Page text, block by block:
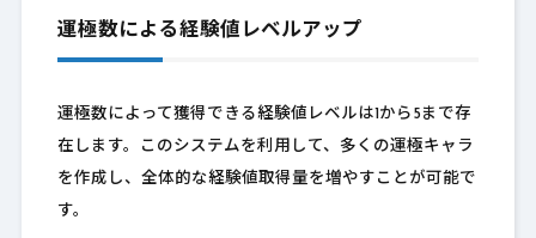
運極数による経験値レベルアップ
運極数によって獲得できる経験値レベルは1から5まで存
在します。このシステムを利用して、多くの運極キャラ
を作成し、全体的な経験値取得量を増やすことが可能で
す。